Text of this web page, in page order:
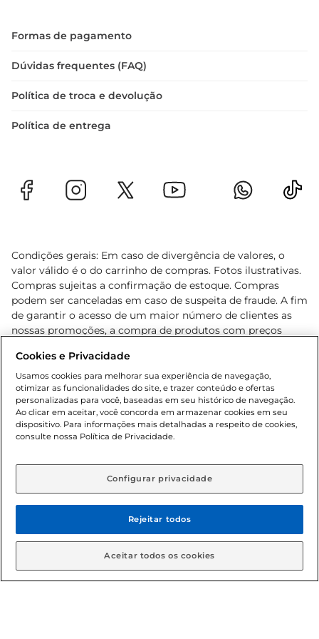
preservando toda a crocância e sabor.
Satisfação Garantida
que agrada a todos. Seja para compartilhar com
eles são a opção ideal para quem aprecia um
trazendo um toque especial a cada momento.
Formas de pagamento
Dúvidas frequentes (FAQ)
Política de troca e devolução
Política de entrega
Condições gerais: Em caso de divergência de valores, o
valor válido é o do carrinho de compras. Fotos ilustrativas.
Compras sujeitas a confirmação de estoque. Compras
podem ser canceladas em caso de suspeita de fraude. A fim
de garantir o acesso de um maior número de clientes as
nossas promoções, a compra de produtos com preços
cliente. Os preços, ofertas e condições são exclusivos para
o e-commerce e válidos durante o dia de hoje, podendo
sofrer alterações sem prévia notificação. Proibida a venda
de bebidas alcoólicas para menores de 18 anos, conforme
Lei n.º 8069/90, art. 81, inciso II (Estatuto da Criança e do
Adolescente). Preços e condições exclusivos para o
aviso prévio. O valor mínimo para as compras on-line é de
© 2026 Copyright. Todos os direitos
reservados Gbarbosa.
Cookies e Privacidade
Usamos cookies para melhorar sua experiência de navegação,
otimizar as funcionalidades do site, e trazer conteúdo e ofertas
personalizadas para você, baseadas em seu histórico de navegação.
Ao clicar em aceitar, você concorda em armazenar cookies em seu
dispositivo. Para informações mais detalhadas a respeito de cookies,
consulte nossa Política de Privacidade.
Configurar privacidade
Rejeitar todos
Aceitar todos os cookies